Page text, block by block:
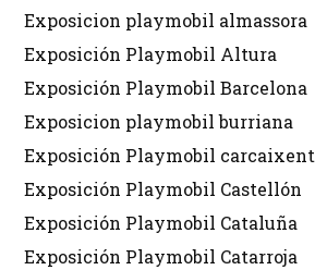
Exposicion playmobil almassora
Exposición Playmobil Altura
Exposición Playmobil Barcelona
Exposicion playmobil burriana
Exposición Playmobil carcaixent
Exposición Playmobil Castellón
Exposición Playmobil Cataluña
Exposición Playmobil Catarroja